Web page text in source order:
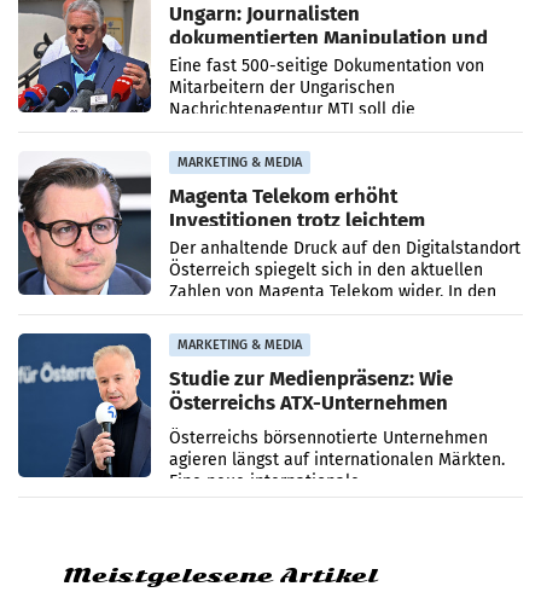
Ungarn: Journalisten
dokumentierten Manipulation und
Zensur
Eine fast 500-seitige Dokumentation von
Mitarbeitern der Ungarischen
Nachrichtenagentur MTI soll die
systematische Nachrichten-Manipulation und
Zensur bei der Agentur während der Zeit
MARKETING & MEDIA
Magenta Telekom erhöht
Investitionen trotz leichtem
Umsatzrückgang
Der anhaltende Druck auf den Digitalstandort
Österreich spiegelt sich in den aktuellen
Zahlen von Magenta Telekom wider. In den
ersten sechs Monaten des laufenden Jahres
verzeichnete
MARKETING & MEDIA
Studie zur Medienpräsenz: Wie
Österreichs ATX-Unternehmen
international wahrgenommen
werden
Österreichs börsennotierte Unternehmen
agieren längst auf internationalen Märkten.
Eine neue internationale
Medienresonanzanalyse untersucht die
Meistgelesene Artikel